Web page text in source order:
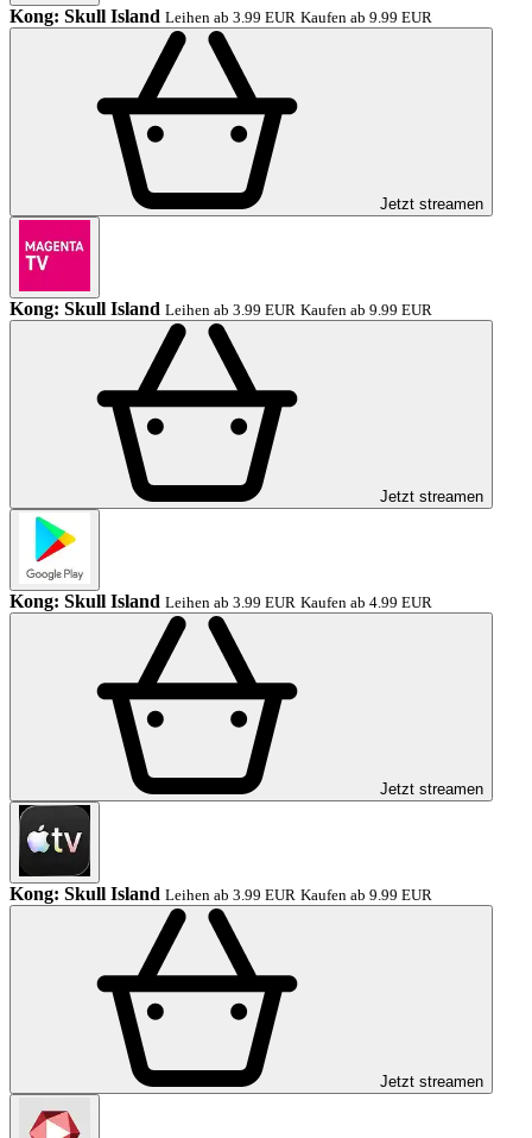
Kong: Skull Island Leihen ab 3.99 EUR Kaufen ab 9.99 EUR
Jetzt streamen
Kong: Skull Island Leihen ab 3.99 EUR Kaufen ab 9.99 EUR
Jetzt streamen
Kong: Skull Island Leihen ab 3.99 EUR Kaufen ab 4.99 EUR
Jetzt streamen
Kong: Skull Island Leihen ab 3.99 EUR Kaufen ab 9.99 EUR
Jetzt streamen